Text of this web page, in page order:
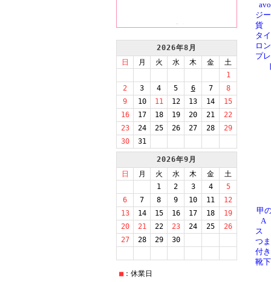
ジ
貨
タ
ロ
プ
甲
A
ス
つ
付
靴